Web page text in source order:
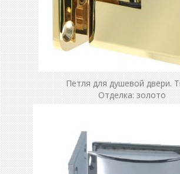
Петля для душевой двери.
Отделка: золото